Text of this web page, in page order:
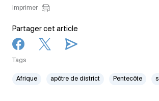
Imprimer
Partager cet article
Tags
Afrique apôtre de district Pentecôte